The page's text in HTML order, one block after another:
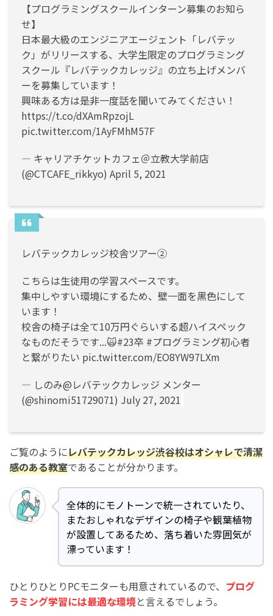
【プログラミングスクールインターン募集のお知ら
せ】
日本最大級のエンジニアエージェント「レバテッ
ク」がリリースする、大学生限定のプログラミング
スクール『レバテックカレッジ』の立ち上げメンバ
ーを募集しています！
興味ある方は是非一度話を聞いてみてください！
https://t.co/dXAmRpzojL
pic.twitter.com/1AyFMhM57F
— キャリアチケットカフェ＠立教大学前店
(@CTCAFE_rikkyo) April 5, 2021
レバテックカレッジ校舎ツアー②
こちらは生徒用の学習スペースです。
集中しやすい環境にするため、壁一面を黒色にして
います！
校舎の椅子は全て10万円ぐらいする超ハイスペック
なものだそうです...🙀#23卒 #プログラミング初心者
と繋がりたい pic.twitter.com/EO8YW97LXm
— しのみ@レバテックカレッジ メンター
(@shinomi51729071) July 27, 2021
ご覧のようにレバテックカレッジ渋谷校はオシャレで清潔
感のある教室であることが分かります。
全体的にモノトーンで統一されていたり、
またおしゃれなデザインの椅子や観葉植物
が設置してあるため、落ち着いた雰囲気が
漂っています！
ひとりひとりPCモニターも用意されているので、 プログ
ラミング学習には最適な環境と言えるでしょう。